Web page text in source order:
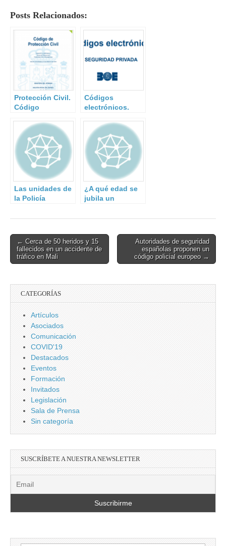
Posts Relacionados:
Protección Civil.
Código
Códigos
electrónicos.
Las unidades de
la Policía
¿A qué edad se
jubila un
Post
navigation
← Cerca de 50 heridos y 15
fallecidos en un accidente de
tráfico en Mali
Autoridades de seguridad
españolas proponen un
código policial europeo →
CATEGORÍAS
Artículos
Asociados
Comunicación
COVID'19
Destacados
Eventos
Formación
Invitados
Legislación
Sala de Prensa
Sin categoría
SUSCRÍBETE A NUESTRA NEWSLETTER